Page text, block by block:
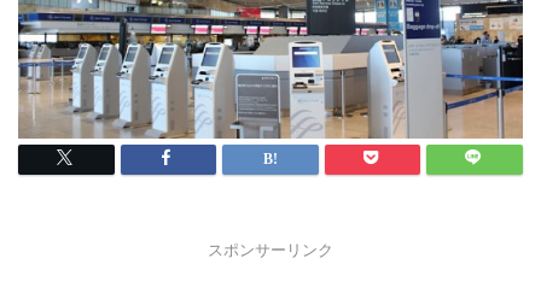
スポンサーリンク